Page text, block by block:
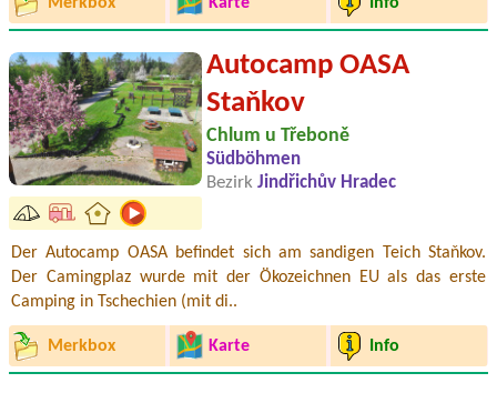
Autocamp OASA
Staňkov
Chlum u Třeboně
Südböhmen
Bezirk Jindřichův Hradec
Der Autocamp OASA befindet sich am sandigen Teich Staňkov.
Der Camingplaz wurde mit der Ökozeichnen EU als das erste
Camping in Tschechien (mit di..
Merkbox Karte Info